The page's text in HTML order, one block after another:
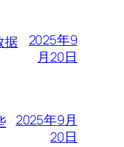
据
2025年9
月20日
2025年9月
20日